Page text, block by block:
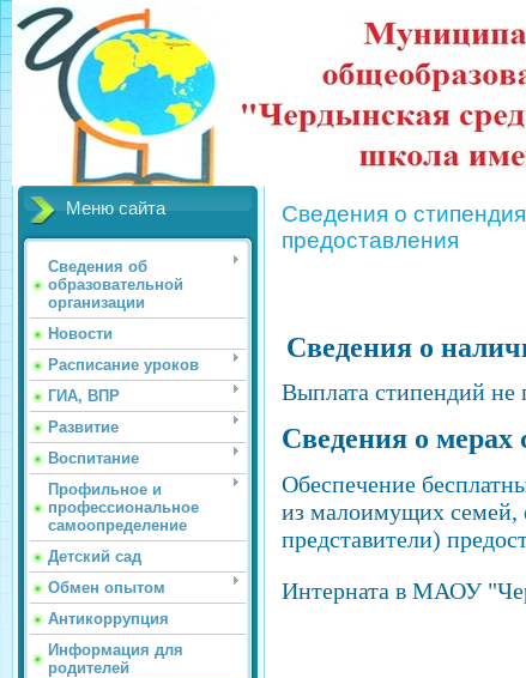
Меню сайта
Сведения об
образовательной
организации
Новости
Расписание уроков
ГИА, ВПР
Развитие
Воспитание
Профильное и
профессиональное
самоопределение
Детский сад
Обмен опытом
Антикоррупция
Информация для
родителей
Сведения о
предоставления
Сведения о
Выплата стипендий не
Сведения о мерах
Обеспечение
из малоимущих семей,
представители)
Интерната в МАОУ